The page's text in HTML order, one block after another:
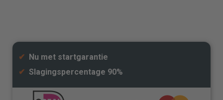
✔ Nu met startgarantie
✔ Slagingspercentage 90%